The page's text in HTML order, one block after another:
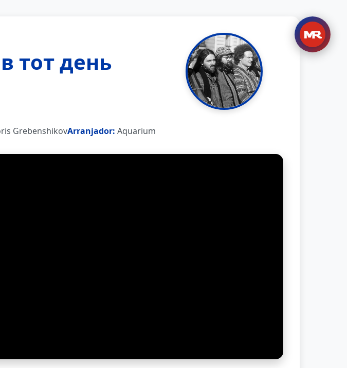
тот день
GrebenshikovArranjador: Aquarium